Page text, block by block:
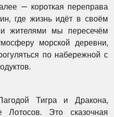
— короткая переправа
где жизнь идёт в своём
жителями мы пересечём
морской деревни,
по набережной с
Тигра и Дракона,
Лотосов. Это сказочная